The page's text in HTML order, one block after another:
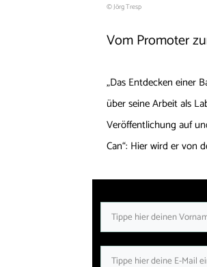
© Jörg Tresp
Vom Promoter
„Das Entdecken einer
über seine Arbeit als
Veröffentlichung auf
Can“: Hier wird er von